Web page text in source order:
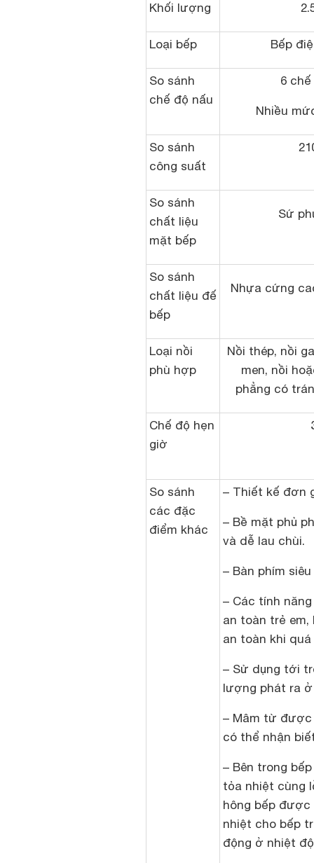
Khối lượng
Loại bếp Bếp
So sánh
chế độ nấu
6
Nhiều
So sánh
công suất
So sánh
chất liệu
mặt bếp
Sứ
So sánh
chất liệu đế
bếp
Nhựa cứng
Loại nồi
phù hợp
Nồi thép, nồi
men, nồi
phẳng có
Chế độ hẹn
giờ
So sánh
các đặc
điểm khác
– Thiết kế đơn
– Bề mặt phủ
và dễ lau chùi.
– Bàn phím
– Các tính
an toàn trẻ em,
an toàn khi
– Sử dụng tới
lượng phát ra
– Mâm từ được
có thể nhận
– Bên trong
tỏa nhiệt cùng
hông bếp
nhiệt cho bếp
động ở nhiệt